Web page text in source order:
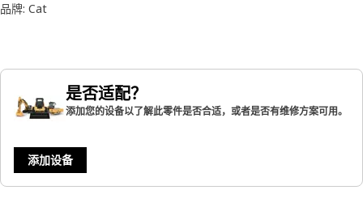
品牌: Cat
是否适配？
添加您的设备以了解此零件是否合适，或者是否有维修方案可用。
添加设备